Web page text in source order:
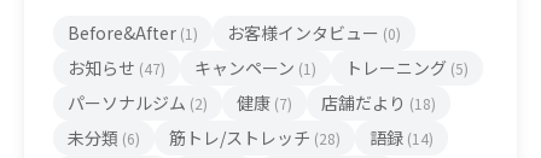
Before&After (1) お客様インタビュー (0)
お知らせ (47) キャンペーン (1) トレーニング (5)
パーソナルジム (2) 健康 (7) 店舗だより (18)
未分類 (6) 筋トレ/ストレッチ (28) 語録 (14)